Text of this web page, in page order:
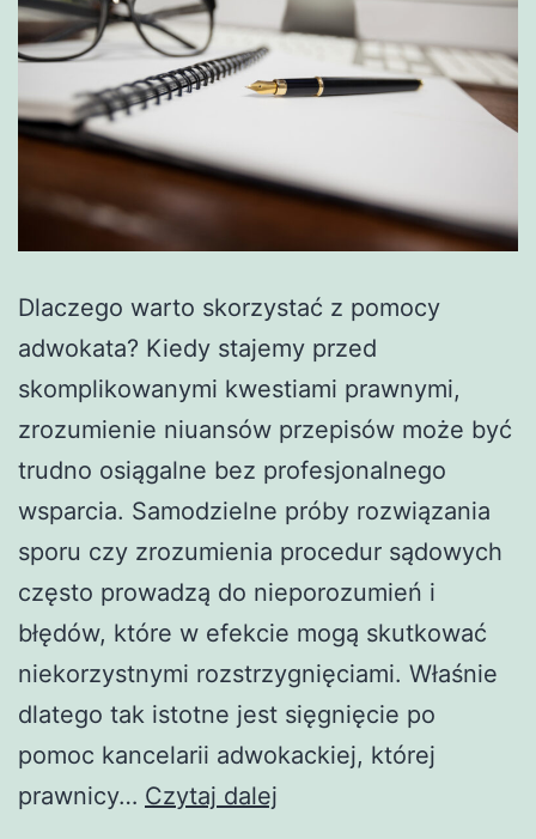
Dlaczego warto skorzystać z pomocy
adwokata? Kiedy stajemy przed
skomplikowanymi kwestiami prawnymi,
zrozumienie niuansów przepisów może być
trudno osiągalne bez profesjonalnego
wsparcia. Samodzielne próby rozwiązania
sporu czy zrozumienia procedur sądowych
często prowadzą do nieporozumień i
błędów, które w efekcie mogą skutkować
niekorzystnymi rozstrzygnięciami. Właśnie
dlatego tak istotne jest sięgnięcie po
pomoc kancelarii adwokackiej, której
prawnicy… Czytaj dalej